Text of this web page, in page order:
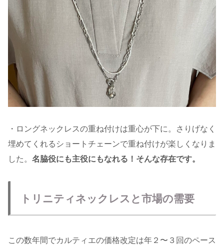
・ロングネックレスの重ね付けは重心が下に。さりげなく
埋めてくれるショートチェーンで重ね付けが楽しくなりま
した。 名脇役にも主役にもなれる！そんな存在です。
トリニティネックレスと市場の需要
この数年間でカルティエの価格改定は年２〜３回のペース